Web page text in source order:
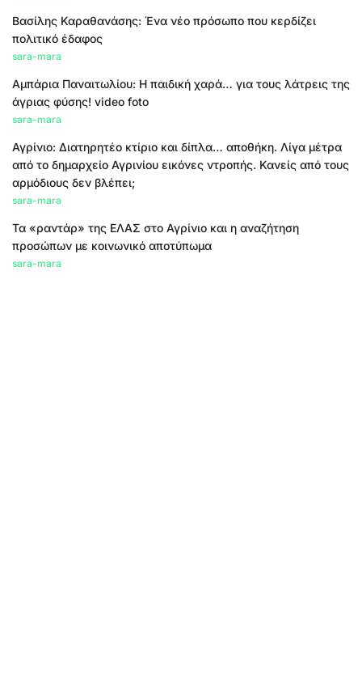
Βασίλης Καραθανάσης: Ένα νέο πρόσωπο που κερδίζει
πολιτικό έδαφος
sara-mara
Αμπάρια Παναιτωλίου: Η παιδική χαρά… για τους λάτρεις της
άγριας φύσης! video foto
sara-mara
Αγρίνιο: Διατηρητέο κτίριο και δίπλα… αποθήκη. Λίγα μέτρα
από το δημαρχείο Αγρινίου εικόνες ντροπής. Κανείς από τους
αρμόδιους δεν βλέπει;
sara-mara
Τα «ραντάρ» της ΕΛΑΣ στο Αγρίνιο και η αναζήτηση
προσώπων με κοινωνικό αποτύπωμα
sara-mara